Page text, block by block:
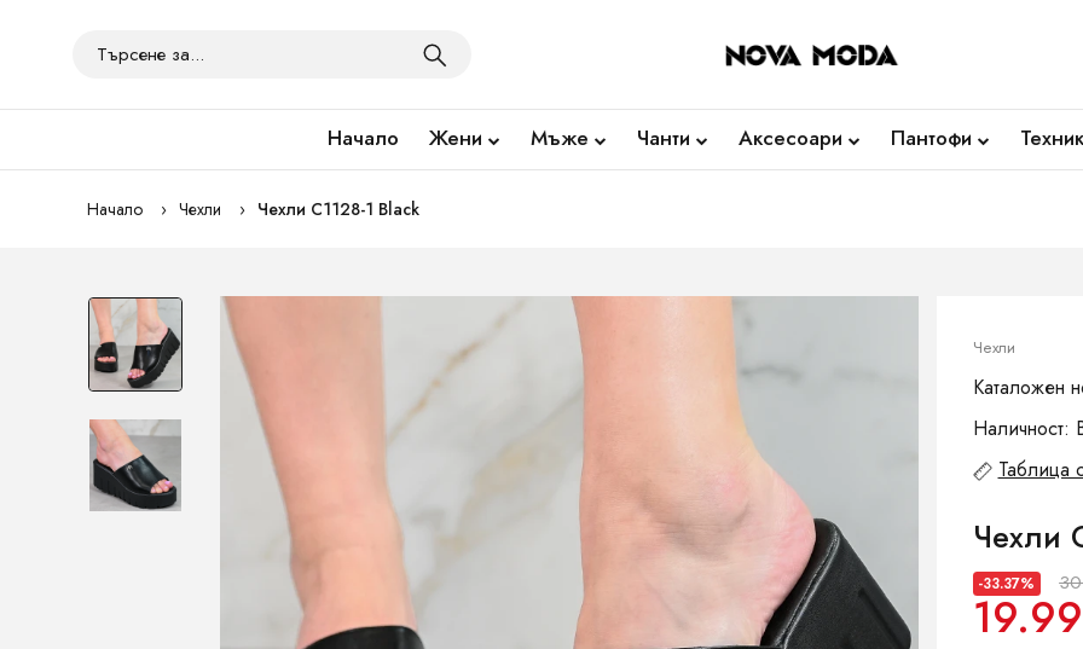
Начало Жени Мъже Чанти Аксесоари Пантофи
Начало Чехли Чехли C1128-1 Black
Чехли
Каталожен
Наличност:
Таблица
Чехли
-33.37%